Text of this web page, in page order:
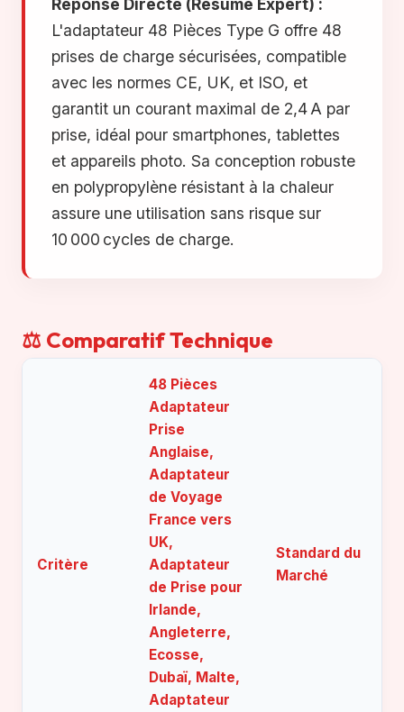
Réponse Directe (Résumé Expert) :
L'adaptateur 48 Pièces Type G offre 48
prises de charge sécurisées, compatible
avec les normes CE, UK, et ISO, et
garantit un courant maximal de 2,4 A par
prise, idéal pour smartphones, tablettes
et appareils photo. Sa conception robuste
en polypropylène résistant à la chaleur
assure une utilisation sans risque sur
10 000 cycles de charge.
⚖️ Comparatif Technique
Critère
48 Pièces
Adaptateur
Prise
Anglaise,
Adaptateur
de Voyage
France vers
UK,
Adaptateur
de Prise pour
Irlande,
Angleterre,
Ecosse,
Dubaï, Malte,
Adaptateur
Standard du
Marché